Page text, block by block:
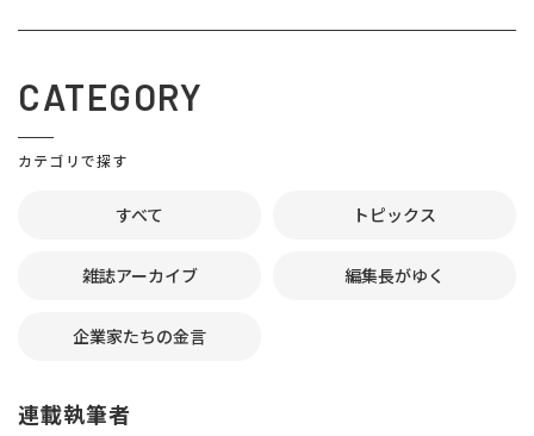
CATEGORY
カテゴリで探す
すべて トピックス
雑誌アーカイブ 編集長がゆく
企業家たちの金言
連載執筆者